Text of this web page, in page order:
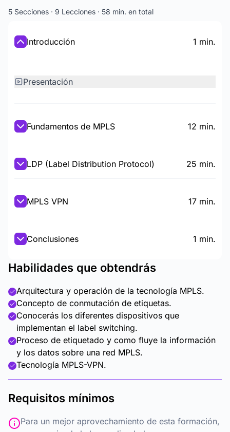
5 Secciones · 9 Lecciones · 58 min. en total
Introducción 1 min.
Presentación
Fundamentos de MPLS 12 min.
LDP (Label Distribution Protocol) 25 min.
MPLS VPN 17 min.
Conclusiones 1 min.
Habilidades que obtendrás
Arquitectura y operación de la tecnología MPLS.
Concepto de conmutación de etiquetas.
Conocerás los diferentes dispositivos que
implementan el label switching.
Proceso de etiquetado y como fluye la información
y los datos sobre una red MPLS.
Tecnología MPLS-VPN.
Requisitos mínimos
Para un mejor aprovechamiento de esta formación,